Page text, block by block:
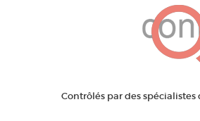
Contrôlés par des